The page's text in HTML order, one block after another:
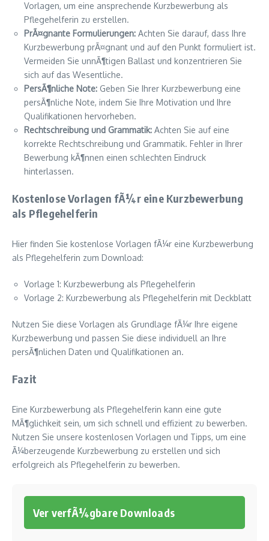
Vorlagen, um eine ansprechende Kurzbewerbung als
Pflegehelferin zu erstellen.
PrÃ¤gnante Formulierungen: Achten Sie darauf, dass Ihre
Kurzbewerbung prÃ¤gnant und auf den Punkt formuliert ist.
Vermeiden Sie unnÃ¶tigen Ballast und konzentrieren Sie
sich auf das Wesentliche.
PersÃ¶nliche Note: Geben Sie Ihrer Kurzbewerbung eine
persÃ¶nliche Note, indem Sie Ihre Motivation und Ihre
Qualifikationen hervorheben.
Rechtschreibung und Grammatik: Achten Sie auf eine
korrekte Rechtschreibung und Grammatik. Fehler in Ihrer
Bewerbung kÃ¶nnen einen schlechten Eindruck
hinterlassen.
Kostenlose Vorlagen fÃ¼r eine Kurzbewerbung
als Pflegehelferin
Hier finden Sie kostenlose Vorlagen fÃ¼r eine Kurzbewerbung
als Pflegehelferin zum Download:
Vorlage 1: Kurzbewerbung als Pflegehelferin
Vorlage 2: Kurzbewerbung als Pflegehelferin mit Deckblatt
Nutzen Sie diese Vorlagen als Grundlage fÃ¼r Ihre eigene
Kurzbewerbung und passen Sie diese individuell an Ihre
persÃ¶nlichen Daten und Qualifikationen an.
Fazit
Eine Kurzbewerbung als Pflegehelferin kann eine gute
MÃ¶glichkeit sein, um sich schnell und effizient zu bewerben.
Nutzen Sie unsere kostenlosen Vorlagen und Tipps, um eine
Ã¼berzeugende Kurzbewerbung zu erstellen und sich
erfolgreich als Pflegehelferin zu bewerben.
Ver verfÃ¼gbare Downloads